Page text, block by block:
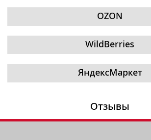
OZON
WildBerries
ЯндексМаркет
Отзывы